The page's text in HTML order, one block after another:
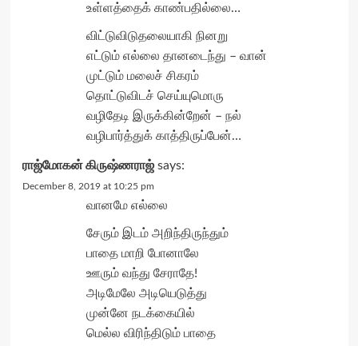
உள்ளத்தைக் காண்பதில்லை…
விட்டுவிடுதலையாகி நினறு
எட்டும் எல்லை தானடைந்து – வான்
முட்டும் மலைச் சிகரம்
தொட்டுவிடச் செய்யுமொரு
வழிதேடி இருக்கின்றேன் – நல்
வழிபார்த்துக் காத்திருப்பேன்…
ராஜ்மோகன் கிருஷ்ணராஜ் says:
December 8, 2019 at 10:25 pm
வானமே எல்லை
சேரும் இடம் அறிந்திருந்தும்
பாதை மாறி போனாலே
ஊரும் வந்து சேராதே!
அடிமேலே அடியெடுத்து
முன்னே நடக்கையில்
மெல்ல விரிந்திடும் பாதை